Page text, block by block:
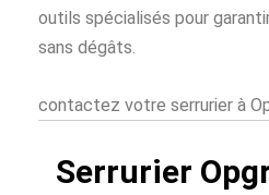
outils spécialisés pour
sans dégâts.
contactez votre serrurier à
Serrurier